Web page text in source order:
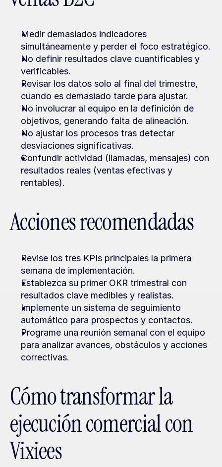
Medir demasiados indicadores
simultáneamente y perder el foco estratégico.
No definir resultados clave cuantificables y
verificables.
Revisar los datos solo al final del trimestre,
cuando es demasiado tarde para ajustar.
No involucrar al equipo en la definición de
objetivos, generando falta de alineación.
No ajustar los procesos tras detectar
desviaciones significativas.
Confundir actividad (llamadas, mensajes) con
resultados reales (ventas efectivas y
rentables).
Acciones recomendadas
Revise los tres KPIs principales la primera
semana de implementación.
Establezca su primer OKR trimestral con
resultados clave medibles y realistas.
Implemente un sistema de seguimiento
automático para prospectos y contactos.
Programe una reunión semanal con el equipo
para analizar avances, obstáculos y acciones
correctivas.
Cómo transformar la
ejecución comercial con
Vixiees